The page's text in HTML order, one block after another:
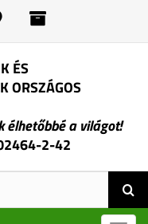
ÉS
ORSZÁGOS
élhetőbbé a világot!
2-42